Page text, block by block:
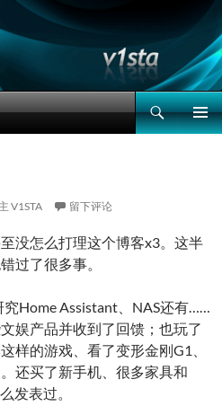
V1STA 留下评论
没怎么打理这个博客x3。这半
过了很多事。
Home Assistant、NAS还有……
娱产品并收到了回馈；也玩了
样的游戏、看了变形金刚G1、
还买了新手机、很多家具和
发表过。